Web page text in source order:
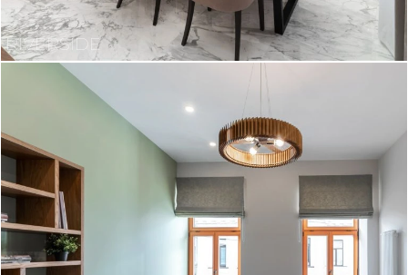
RIVERSIDE